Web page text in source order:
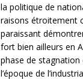
la politique de
raisons étroitement
paraissant
fort bien ailleurs en
phase de stagnation
l’époque de